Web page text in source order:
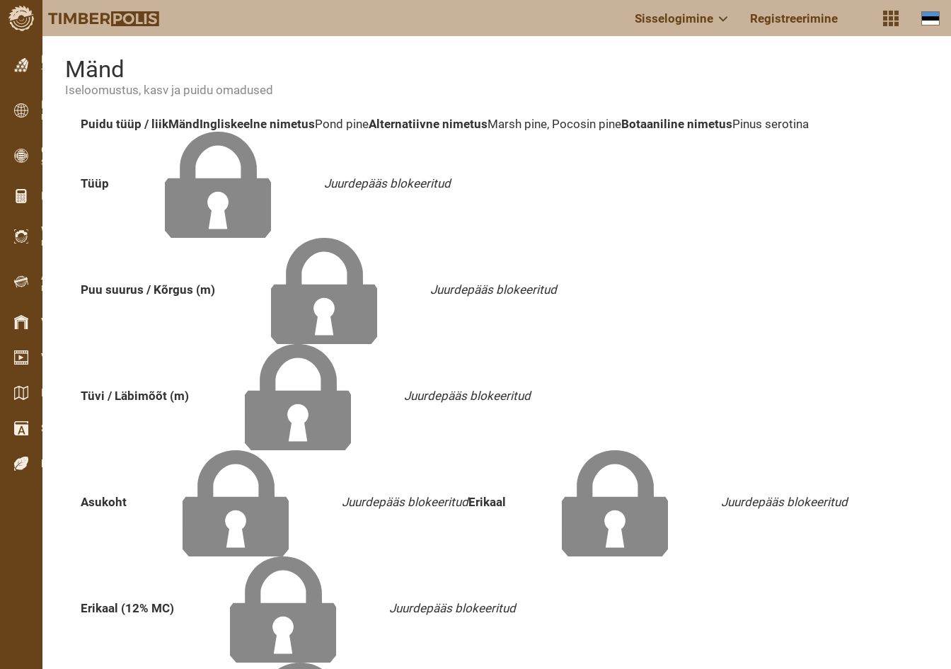
Sisselogimine Registreerimine
Kuulutused
Tekstkuulutused
Kuulutused
Rahvusvahelised kuulutused
OPTI-TIMB
Saekavad
Puidu kalkulaatorid
WoodProfi
Puidumaht AI-ga
Andmesalvesti
Puidu inventuur välitöödel
Varude haldamine
Videogalerii
Kataloogid / Brošüürid
Sõnastik
Puiduliigid
Mänd
Iseloomustus, kasv ja puidu omadused
Puidu tüüp / liikMänd Ingliskeelne nimetusPond pineAlternatiivne nimetusMarsh pine, Pocosin pineBotaaniline nimetusPinus serotina
Tüüp Juurdepääs blokeeritud
Puu suurus / Kõrgus (m) Juurdepääs blokeeritud
Tüvi / Läbimõõt (m) Juurdepääs blokeeritud
Asukoht Juurdepääs blokeeritudErikaal Juurdepääs blokeeritud
Erikaal (12% MC) Juurdepääs blokeeritud